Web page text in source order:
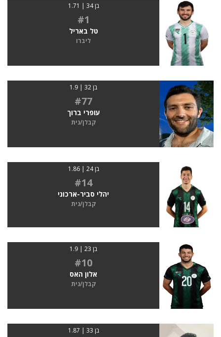
בן 34 | 1.71
#1
טל באריל
ליברו
בן 32 | 1.9
#77
עופרי ברוך
קבלן/נית
בן 24 | 1.86
#14
יהלי סביר-ארכוני
קבלן/נית
בן 23 | 1.9
#10
אלון האס
קבלן/נית
בן 33 | 1.87